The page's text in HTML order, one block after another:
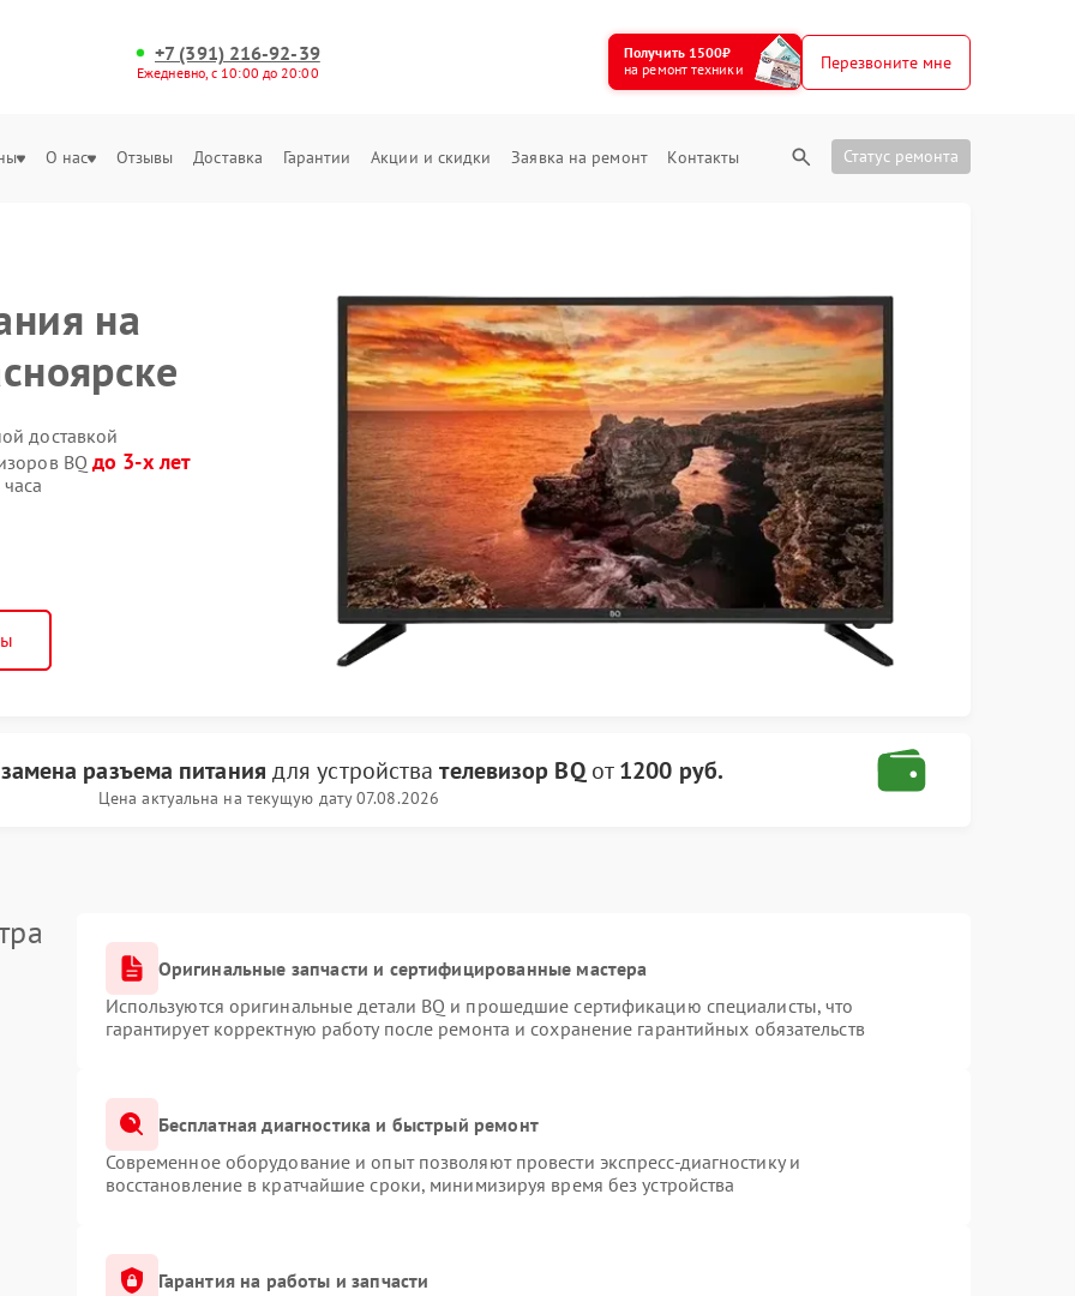
+7 (391) 216-92-39
Ежедневно, с 10:00 до 20:00
Получить 1500₽
на ремонт техники
Перезвоните мне
О нас Отзывы Доставка Гарантии Акции и скидки Заявка на ремонт Контакты Статус ремонта
на
доставкой
BQ до 3-х лет
замена разъема питания для устройствателевизор BQот1200 руб.
Цена актуальна на текущую дату 07.08.2026
Оригинальные запчасти и сертифицированные мастера
Используются оригинальные детали BQ и прошедшие сертификацию специалисты, что
гарантирует корректную работу после ремонта и сохранение гарантийных обязательств
Бесплатная диагностика и быстрый ремонт
Современное оборудование и опыт позволяют провести экспресс-диагностику и
восстановление в кратчайшие сроки, минимизируя время без устройства
Гарантия на работы и запчасти